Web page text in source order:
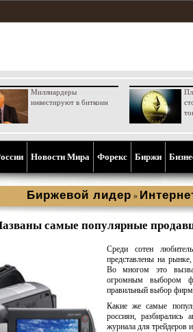
Миллиардеры
инвестируют в биткоин
Новости Мира Форекс Биржи
Биржевой лидер »
самые популярные
Среди сотен
представлены на
Во многом это
огромным выбором
правильный выбор
Какие же самые
россиян, разбирались
журнала для трейдеров